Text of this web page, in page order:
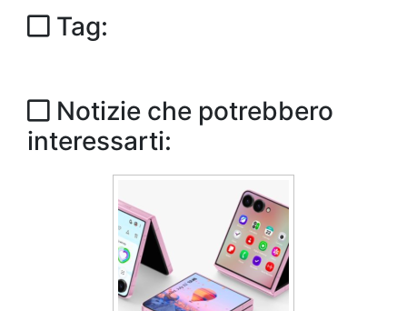
Tag:
Notizie che potrebbero
interessarti: